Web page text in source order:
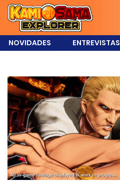
NOVIDADES ENTREVISTAS